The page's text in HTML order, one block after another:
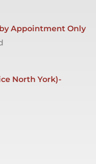
Appointment Only
North York)-